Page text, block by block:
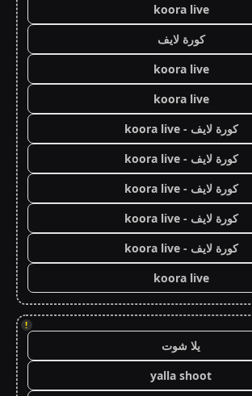
koora live
كورة لايف
koora live
koora live
كورة لايف - koora live
كورة لايف - koora live
كورة لايف - koora live
كورة لايف - koora live
كورة لايف - koora live
koora live
!
يلا شوت
yalla shoot